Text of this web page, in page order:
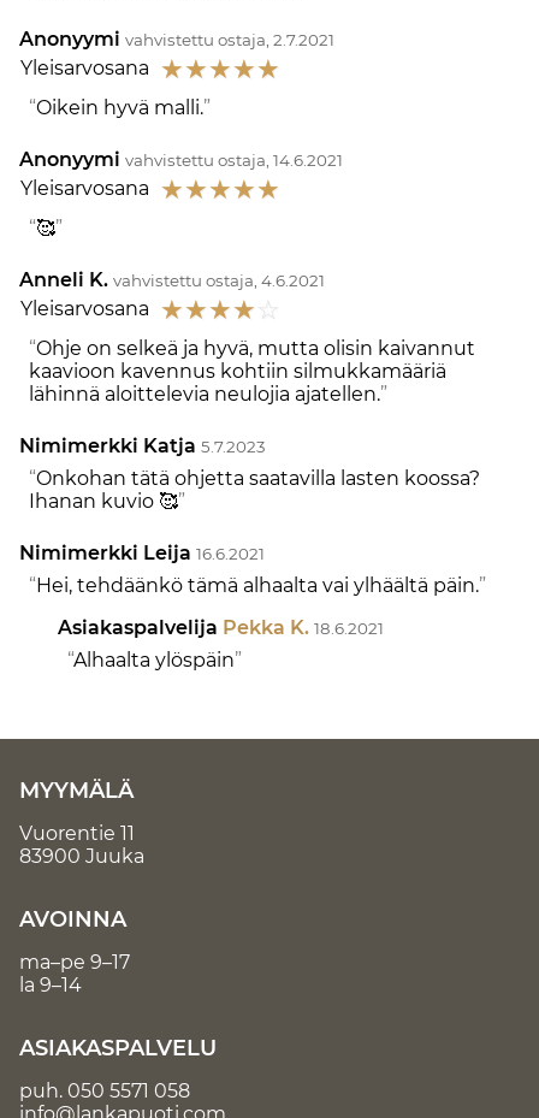
Anonyymi vahvistettu ostaja, 2.7.2021
Yleisarvosana ☆☆☆☆☆
Oikein hyvä malli.
Anonyymi vahvistettu ostaja, 14.6.2021
Yleisarvosana ☆☆☆☆☆
🥰
Anneli K. vahvistettu ostaja, 4.6.2021
Yleisarvosana ☆☆☆☆☆
Ohje on selkeä ja hyvä, mutta olisin kaivannut
kaavioon kavennus kohtiin silmukkamääriä
lähinnä aloittelevia neulojia ajatellen.
Nimimerkki Katja 5.7.2023
Onkohan tätä ohjetta saatavilla lasten koossa?
Ihanan kuvio 🥰
Nimimerkki Leija 16.6.2021
Hei, tehdäänkö tämä alhaalta vai ylhäältä päin.
Asiakaspalvelija Pekka K. 18.6.2021
Alhaalta ylöspäin
MYYMÄLÄ
Vuorentie 11
83900 Juuka
AVOINNA
ma–pe 9–17
la 9–14
ASIAKASPALVELU
puh. 050 5571 058